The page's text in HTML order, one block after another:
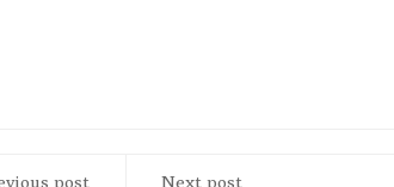
post Next post